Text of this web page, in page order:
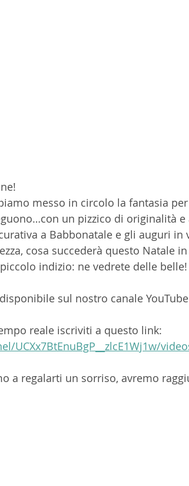
messo in circolo la fantasia
un pizzico di originalità
a Babbonatale e gli auguri in
cosa succederà questo Natale in
indizio: ne vedrete delle belle!
sul nostro canale
reale iscriviti a questo link:
UCXx7BtEnuBgP__zlcE1Wj1w/
a regalarti un sorriso, avremo